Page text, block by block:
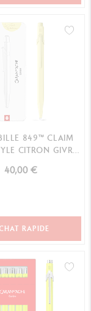
849™ CLAIM
CITRON GIVRÉ
40,00 €
RAPIDE